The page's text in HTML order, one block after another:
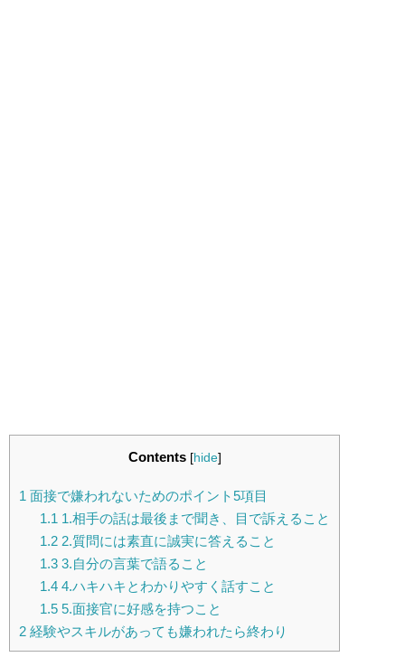
Contents [hide]
1 面接で嫌われないためのポイント5項目
1.1 1.相手の話は最後まで聞き、目で訴えること
1.22.質問には素直に誠実に答えること
1.33.自分の言葉で語ること
1.44.ハキハキとわかりやすく話すこと
1.55.面接官に好感を持つこと
2 経験やスキルがあっても嫌われたら終わり